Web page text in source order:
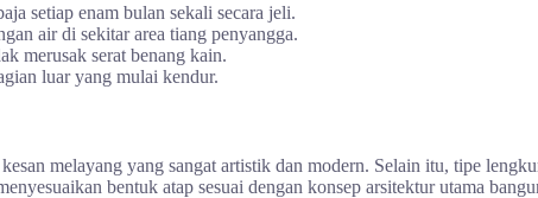
setiap enam bulan sekali secara jeli.
air di sekitar area tiang penyangga.
merusak serat benang kain.
luar yang mulai kendur.
melayang yang sangat artistik dan modern. Selain itu, tipe
bentuk atap sesuai dengan konsep arsitektur utama